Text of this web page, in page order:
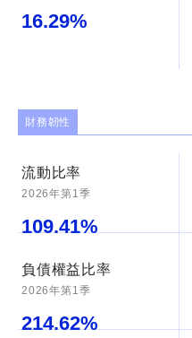
16.29%
財務韌性
流動比率
2026年第1季
109.41%
負債權益比率
2026年第1季
214.62%